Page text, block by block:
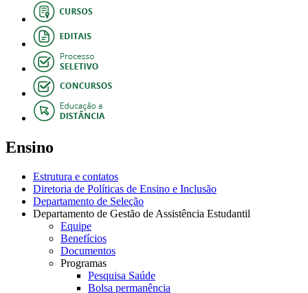
Ensino
Estrutura e contatos
Diretoria de Políticas de Ensino e Inclusão
Departamento de Seleção
Departamento de Gestão de Assistência Estudantil
Equipe
Benefícios
Documentos
Programas
Pesquisa Saúde
Bolsa permanência